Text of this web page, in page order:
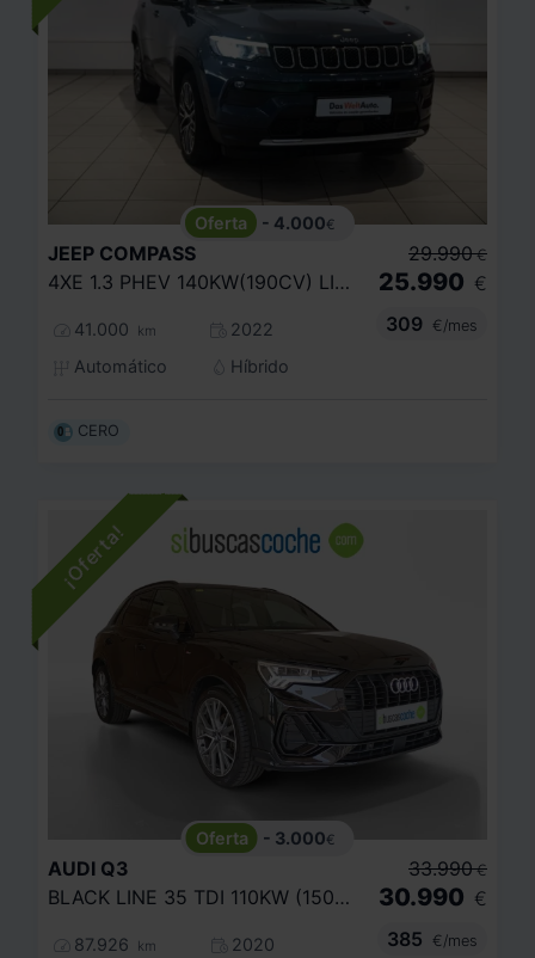
- 4.000€
JEEP COMPASS
4XE 1.3 PHEV 140KW(190CV) LIMITED AT AWD
41.000 km
2022
Automático
Híbrido
29.990 €
25.990 €
309
€/mes
CERO
- 3.000€
AUDI Q3
BLACK LINE 35 TDI 110KW (150CV) S TRONIC
87.926 km
2020
33.990 €
30.990 €
385
€/mes